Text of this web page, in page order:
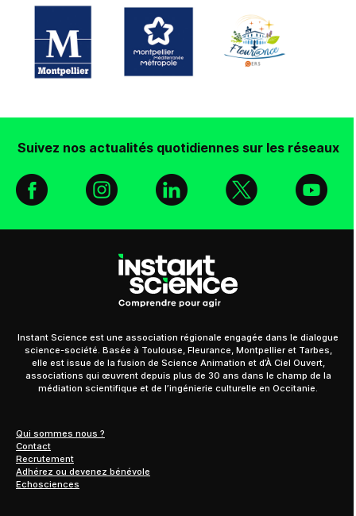
Suivez nos actualités quotidiennes sur les réseaux
Facebook
Instagram
Linkedin
X
Qui sommes nous ?
Contact
Recrutement
Adhérez ou devenez bénévole
Echosciences
Instant Science est une association régionale engagée dans le dialogue
science-société. Basée à Toulouse, Fleurance, Montpellier et Tarbes,
elle est issue de la fusion de Science Animation et d’À Ciel Ouvert,
associations qui œuvrent depuis plus de 30 ans dans le champ de la
médiation scientifique et de l’ingénierie culturelle en Occitanie.